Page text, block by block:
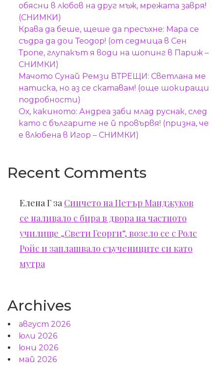
обясни в любов на друг мъж, мрежата завря!
(СНИМКИ)
Крава да беше, щеше да пресъхне: Мара се
съдра да дои Теодор! (от седмица в Сен
Тропе, глупакът я води на шопинг в Париж –
СНИМКИ)
Мачото Сунай Ремзи ВТРЕЩИ: Светлана ме
натиска, но аз се скатавам! (още шокиращи
подробности)
Ох, какиното: Андреа заби млад руснак, след
като с българите не й провървя! (призна, че
е влюбена в Игор – СНИМКИ)
Recent Comments
Елена Г за Синчето на Петър Манджуков
се наливало с бира в двора на частното
училище „Свети Георги“, возело се с Ролс
Ройс и заплашвало съучениците си като
мутра
Archives
август 2026
юли 2026
юни 2026
май 2026